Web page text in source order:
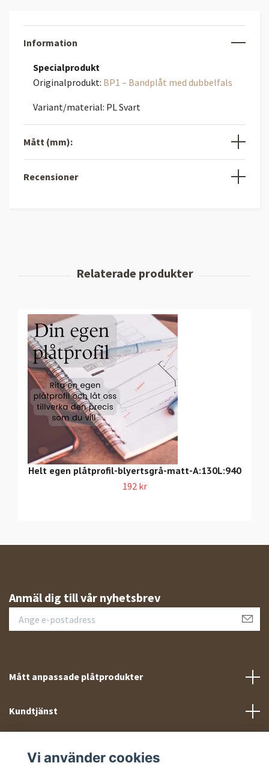
Information
Specialprodukt
Originalprodukt: BP1 – Bandplåt med dubbelfals
Variant/material: PL Svart
Mått (mm):
Recensioner
Helt egen plåtprofil-blyertsgrå-matt-A:130L:940
192 kr
Anmäl dig till vår nyhetsbrev
Mått anpassade plåtprodukter
Kundtjänst
Vi använder cookies